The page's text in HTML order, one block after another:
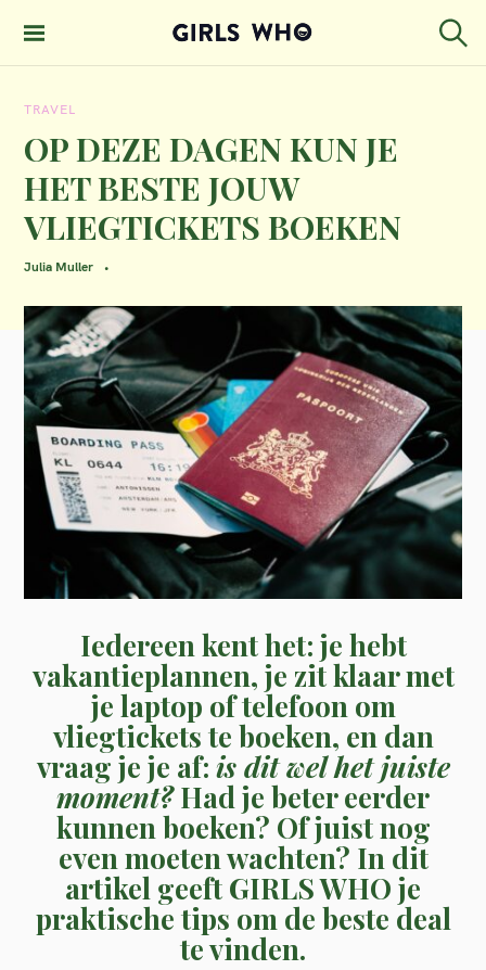
GIRLS WHO
TRAVEL
OP DEZE DAGEN KUN JE
HET BESTE JOUW
VLIEGTICKETS BOEKEN
Julia Muller
Iedereen kent het: je hebt
vakantieplannen, je zit klaar met
je laptop of telefoon om
vliegtickets te boeken, en dan
vraag je je af: is dit wel het juiste
moment?Had je beter eerder
kunnen boeken? Of juist nog
even moeten wachten? In dit
artikel geeft GIRLS WHO je
praktische tips om de beste deal
te vinden.